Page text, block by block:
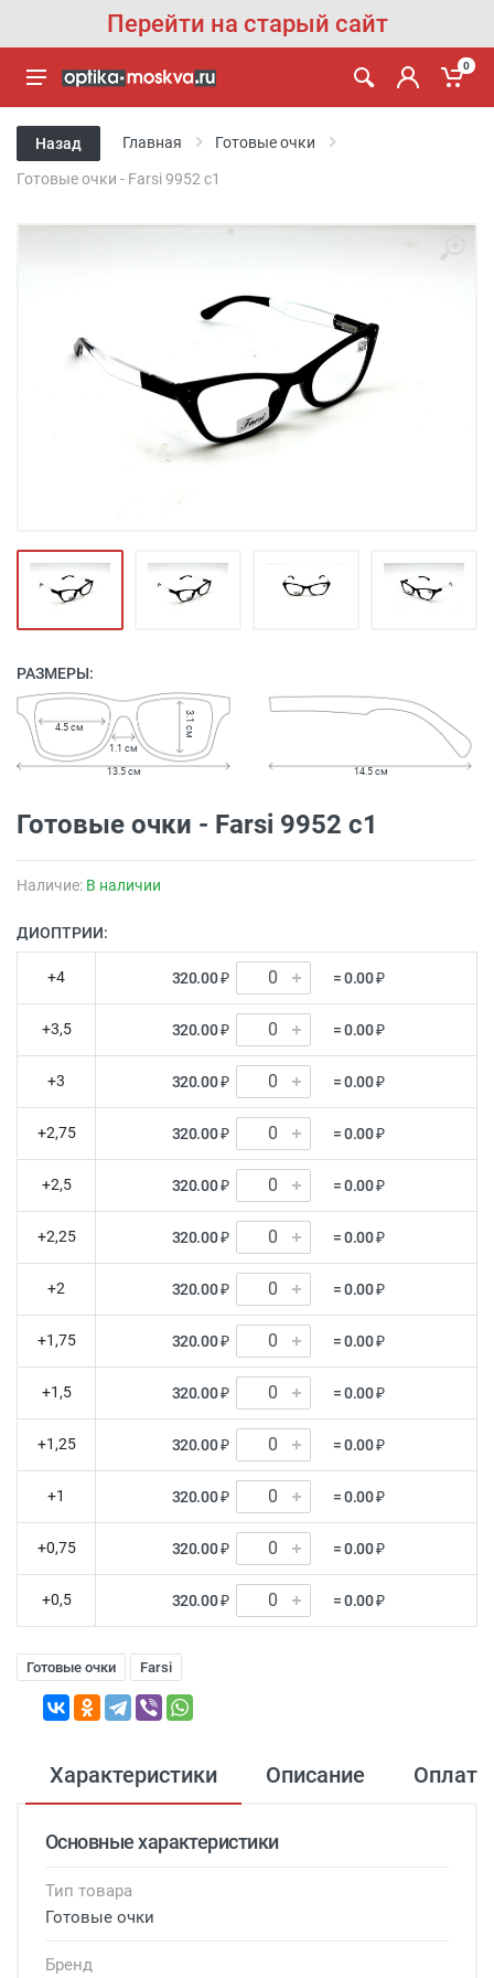
Перейти на старый сайт
0
Назад Главная Готовые очки
Готовые очки - Farsi 9952 c1
РАЗМЕРЫ:
1.1 см
4.5 см 3.1 см
13.5 см 14.5 см
Готовые очки - Farsi 9952 c1
Наличие: В наличии
ДИОПТРИИ:
+4 320.00 ₽ = 0.00 ₽
+3,5 320.00 ₽ = 0.00 ₽
+3 320.00 ₽ = 0.00 ₽
+2,75 320.00 ₽ = 0.00 ₽
+2,5 320.00 ₽ = 0.00 ₽
+2,25 320.00 ₽ = 0.00 ₽
+2 320.00 ₽ = 0.00 ₽
+1,75 320.00 ₽ = 0.00 ₽
+1,5 320.00 ₽ = 0.00 ₽
+1,25 320.00 ₽ = 0.00 ₽
+1 320.00 ₽ = 0.00 ₽
+0,75 320.00 ₽ = 0.00 ₽
+0,5 320.00 ₽ = 0.00 ₽
Готовые очки Farsi
Характеристики Описание Оплата
Основные характеристики
Тип товара
Готовые очки
Бренд